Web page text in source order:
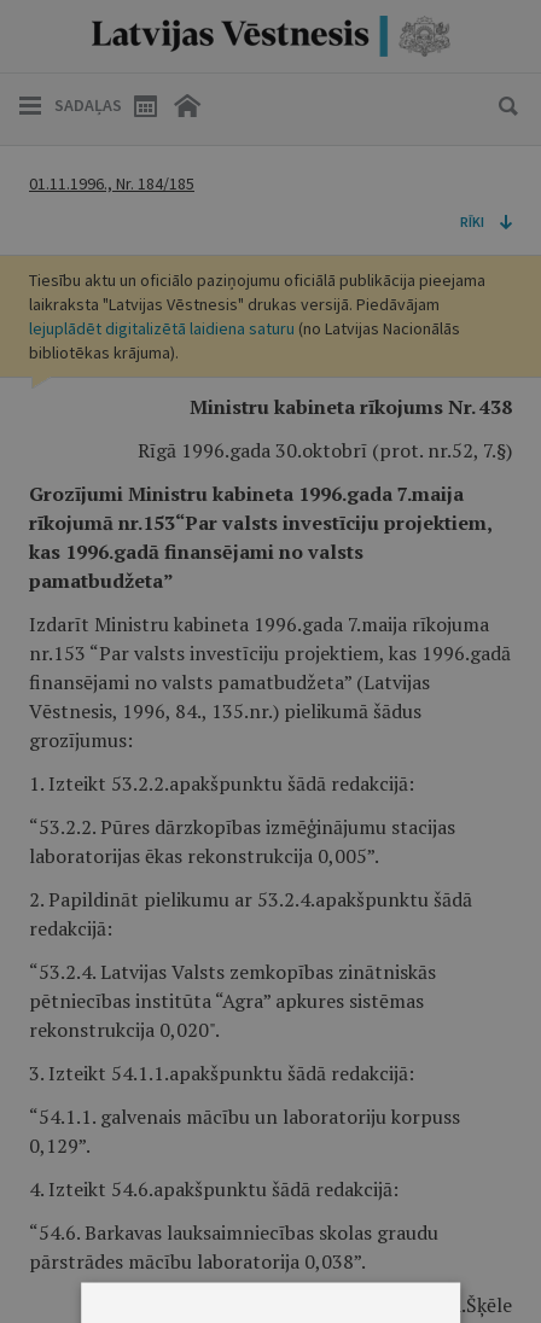
SADAĻAS
01.11.1996., Nr. 184/185
RĪKI
Tiesību aktu un oficiālo paziņojumu oficiālā publikācija pieejama
laikraksta "Latvijas Vēstnesis" drukas versijā. Piedāvājam
lejuplādēt digitalizētā laidiena saturu (no Latvijas Nacionālās
bibliotēkas krājuma).
Ministru kabineta rīkojums Nr. 438
Rīgā 1996.gada 30.oktobrī (prot. nr.52, 7.§)
Grozījumi Ministru kabineta 1996.gada 7.maija
rīkojumā nr.153“Par valsts investīciju projektiem,
kas 1996.gadā finansējami no valsts
pamatbudžeta”
Izdarīt Ministru kabineta 1996.gada 7.maija rīkojuma
nr.153 “Par valsts investīciju projektiem, kas 1996.gadā
finansējami no valsts pamatbudžeta” (Latvijas
Vēstnesis, 1996, 84., 135.nr.) pielikumā šādus
grozījumus:
1. Izteikt 53.2.2.apakšpunktu šādā redakcijā:
“53.2.2. Pūres dārzkopības izmēģinājumu stacijas
laboratorijas ēkas rekonstrukcija 0,005”.
2. Papildināt pielikumu ar 53.2.4.apakšpunktu šādā
redakcijā:
“53.2.4. Latvijas Valsts zemkopības zinātniskās
pētniecības institūta “Agra” apkures sistēmas
rekonstrukcija 0,020".
3. Izteikt 54.1.1.apakšpunktu šādā redakcijā:
“54.1.1. galvenais mācību un laboratoriju korpuss
0,129”.
4. Izteikt 54.6.apakšpunktu šādā redakcijā:
“54.6. Barkavas lauksaimniecības skolas graudu
pārstrādes mācību laboratorija 0,038”.
Ministru prezidents A.Šķēle